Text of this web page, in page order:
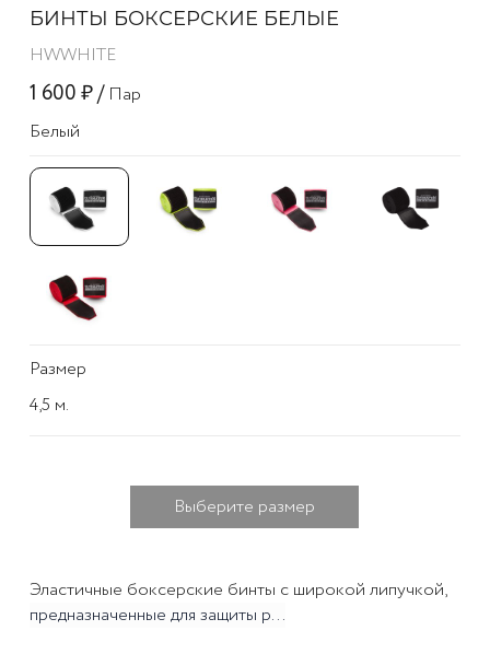
БИНТЫ БОКСЕРСКИЕ БЕЛЫЕ
HWWHITE
1 600 ₽ / Пар
Белый
Размер
4,5 м.
Выберите размер
Эластичные боксерские бинты с широкой липучкой,
предназначенные для защиты р...